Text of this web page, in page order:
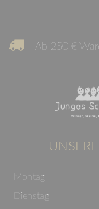
Ab 250 €
Montag
Dienstag